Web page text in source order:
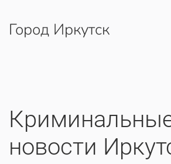
Перейти к содержимому
Город Иркутск
новости